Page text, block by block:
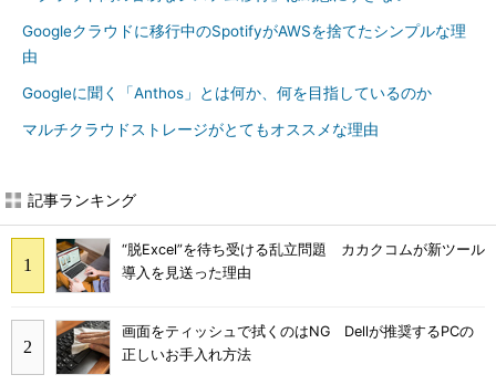
Googleクラウドに移行中のSpotifyがAWSを捨てたシンプルな理
由
Googleに聞く「Anthos」とは何か、何を目指しているのか
マルチクラウドストレージがとてもオススメな理由
記事ランキング
“脱Excel”を待ち受ける乱立問題 カカクコムが新ツール
導入を見送った理由
画面をティッシュで拭くのはNG Dellが推奨するPCの
正しいお手入れ方法